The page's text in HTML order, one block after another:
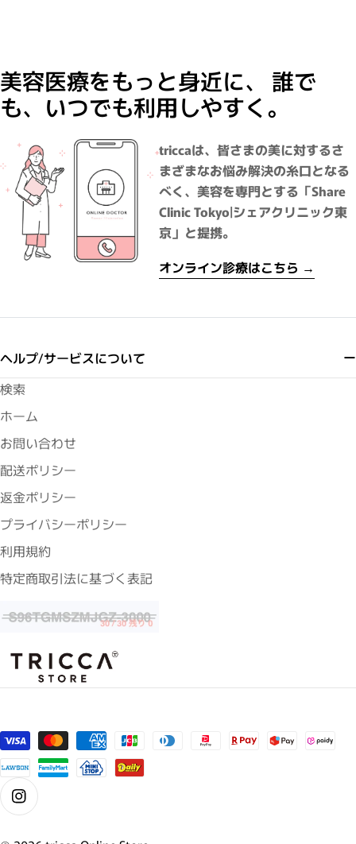
美容医療をもっと身近に、 誰で
も、いつでも利用しやすく。
triccaは、皆さまの美に対するさ
まざまなお悩み解決の糸口となる
べく、美容を専門とする「Share
Clinic Tokyo|シェアクリニック東
京」と提携。
オンライン診療はこちら →
ヘルプ/サービスについて
検索
ホーム
お問い合わせ
配送ポリシー
返金ポリシー
プライバシーポリシー
利用規約
特定商取引法に基づく表記
支払い方法
Instagram